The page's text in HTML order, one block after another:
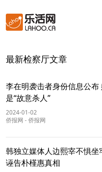
最新检察厅文章
李在明袭击者身份信息公布
是“故意杀人”
2024-01-02
侨报网 -侨报网
韩独立媒体人边熙宰不惧坐
诬告朴槿惠真相